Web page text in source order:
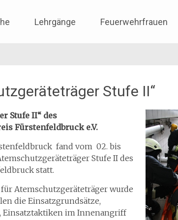
Lehrgänge Feuerwehrfrauen
Stufe II“
Stufe II“ des
Fürstenfeldbruck e.V.
fand vom 02. bis
Stufe II des
statt.
Atemschutzgeräteträger wurde
die Einsatzgrundsätze,
Einsatztaktiken im Innenangriff